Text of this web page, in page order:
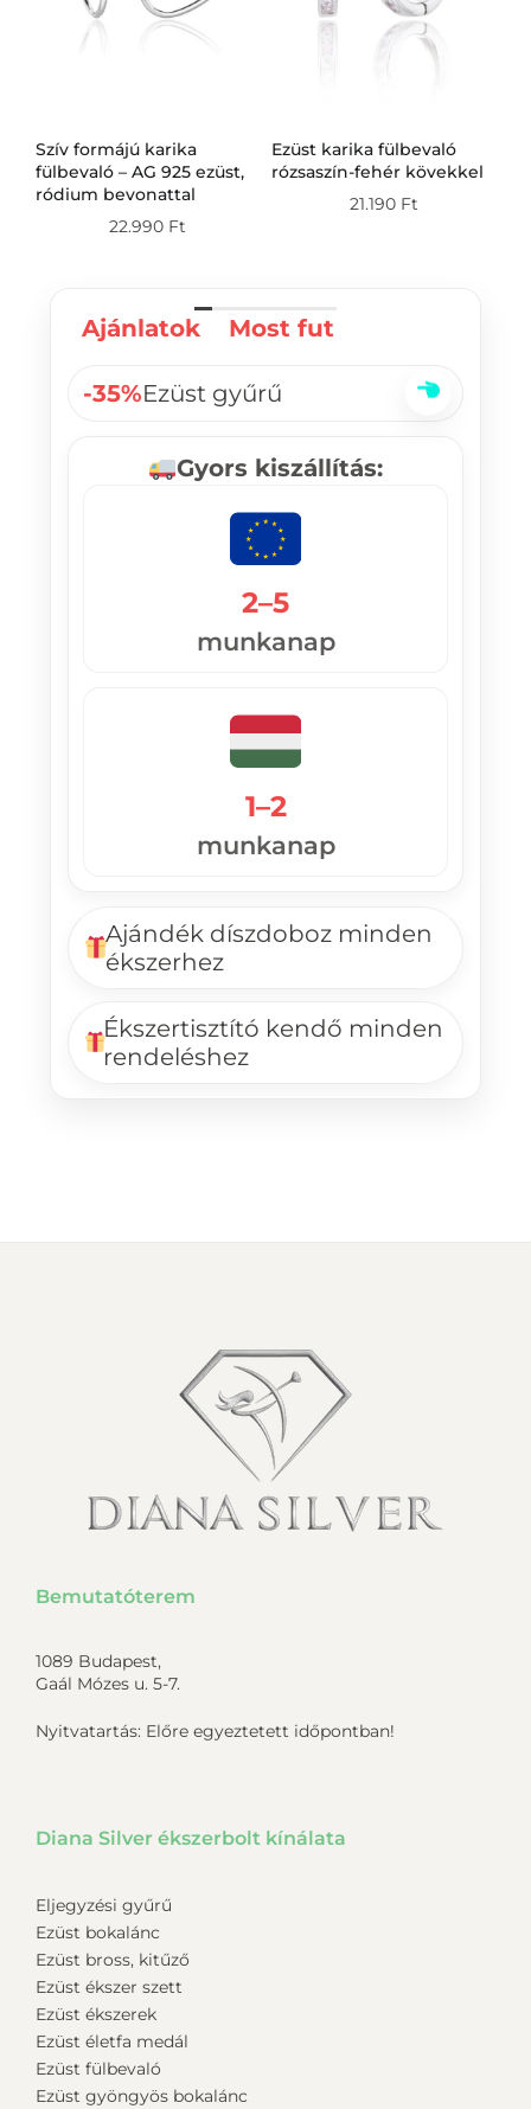
Szív formájú karika
fülbevaló – AG 925 ezüst,
ródium bevonattal
22.990 Ft
Ezüst karika fülbevaló
rózsaszín-fehér kövekkel
21.190 Ft
Ajánlatok Most fut
-35%Ezüst gyűrű
Gyors kiszállítás:
1–2
munkanap
2–5
munkanap
Ajándék díszdoboz minden
ékszerhez
Ékszertisztító kendő minden
rendeléshez
Bemutatóterem
1089 Budapest,
Gaál Mózes u. 5-7.
Nyitvatartás: Előre egyeztetett időpontban!
Diana Silver ékszerbolt kínálata
Eljegyzési gyűrű
Ezüst bokalánc
Ezüst bross, kitűző
Ezüst ékszer szett
Ezüst ékszerek
Ezüst életfa medál
Ezüst fülbevaló
Ezüst gyöngyös bokalánc